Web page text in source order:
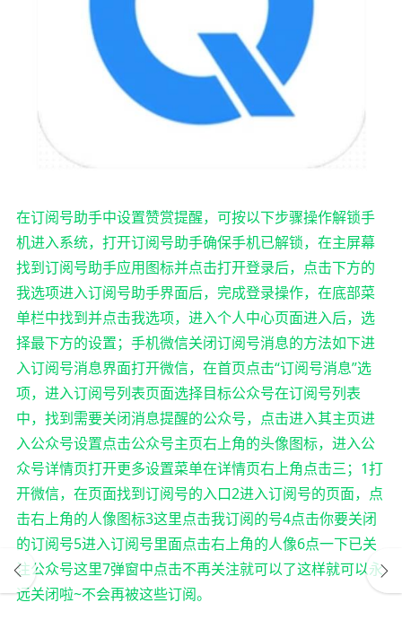
在订阅号助手中设置赞赏提醒，可按以下步骤操作解锁手
机进入系统，打开订阅号助手确保手机已解锁，在主屏幕
找到订阅号助手应用图标并点击打开登录后，点击下方的
我选项进入订阅号助手界面后，完成登录操作，在底部菜
单栏中找到并点击我选项，进入个人中心页面进入后，选
择最下方的设置；手机微信关闭订阅号消息的方法如下进
入订阅号消息界面打开微信，在首页点击“订阅号消息”选
项，进入订阅号列表页面选择目标公众号在订阅号列表
中，找到需要关闭消息提醒的公众号，点击进入其主页进
入公众号设置点击公众号主页右上角的头像图标，进入公
众号详情页打开更多设置菜单在详情页右上角点击三；1打
开微信，在页面找到订阅号的入口2进入订阅号的页面，点
击右上角的人像图标3这里点击我订阅的号4点击你要关闭
的订阅号5进入订阅号里面点击右上角的人像6点一下已关
注公众号这里7弹窗中点击不再关注就可以了这样就可以永
远关闭啦~不会再被这些订阅。